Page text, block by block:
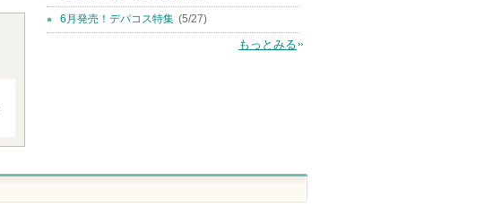
6月発売！デパコス特集 (5/27)
もっとみる